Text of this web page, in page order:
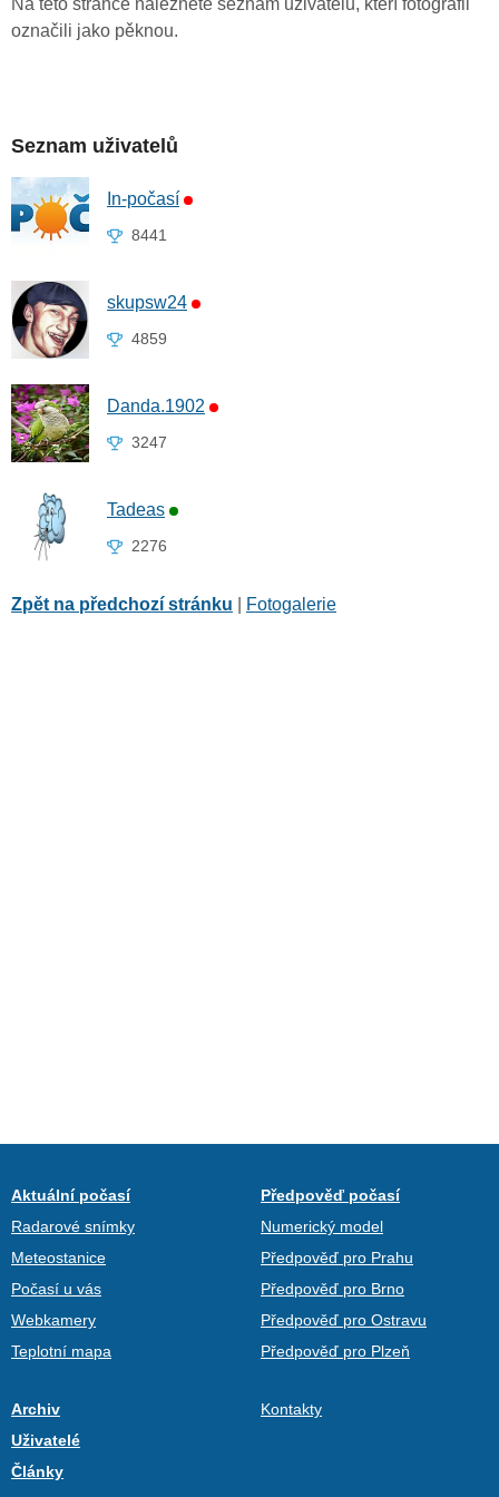
Na této stránce naleznete seznam uživatelů, kteří fotografii
označili jako pěknou.
Seznam uživatelů
In-počasí
8441
skupsw24
4859
Danda.1902
3247
Tadeas
2276
Zpět na předchozí stránku Fotogalerie
Aktuální počasí
Radarové snímky
Meteostanice
Počasí u vás
Webkamery
Teplotní mapa
Předpověď počasí
Numerický model
Předpověď pro Prahu
Předpověď pro Brno
Předpověď pro Ostravu
Předpověď pro Plzeň
Archiv
Uživatelé
Články
Kontakty